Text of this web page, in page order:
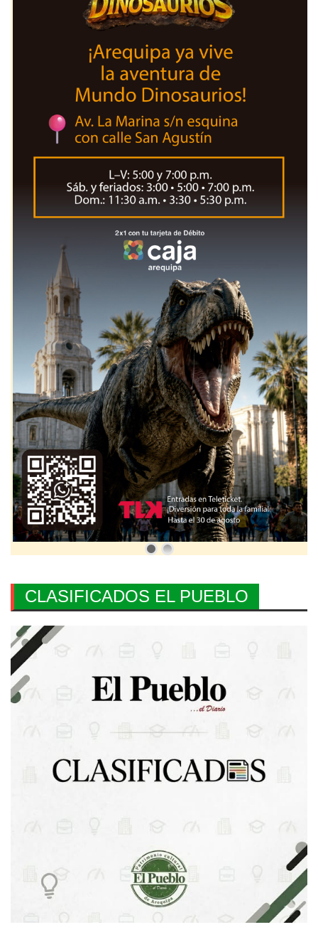
CLASIFICADOS EL PUEBLO